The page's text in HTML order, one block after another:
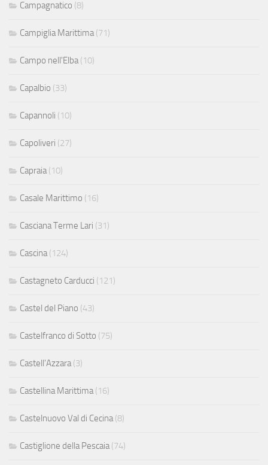
Campagnatico (8)
Campiglia Marittima (71)
Campo nell'Elba (10)
Capalbio (33)
Capannoli (10)
Capoliveri (27)
Capraia (10)
Casale Marittimo (16)
Casciana Terme Lari (31)
Cascina (124)
Castagneto Carducci (121)
Castel del Piano (43)
Castelfranco di Sotto (75)
Castell'Azzara (3)
Castellina Marittima (16)
Castelnuovo Val di Cecina (8)
Castiglione della Pescaia (74)